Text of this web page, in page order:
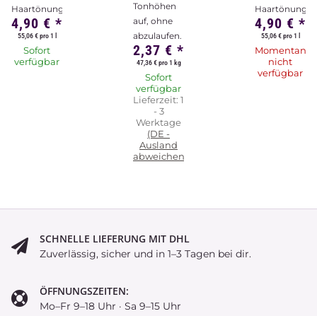
Haartönung
4,90 € *
55,06 € pro 1 l
Sofort
verfügbar
Tonhöhen
auf, ohne
abzulaufen.
2,37 € *
47,36 € pro 1 kg
Sofort
verfügbar
Lieferzeit: 1
- 3
Werktage
(DE -
Ausland
abweichend)
Haartönung
4,90 € *
55,06 € pro 1 l
Momentan
nicht
verfügbar
SCHNELLE LIEFERUNG MIT DHL
Zuverlässig, sicher und in 1–3 Tagen bei dir.
ÖFFNUNGSZEITEN:
Mo–Fr 9–18 Uhr · Sa 9–15 Uhr